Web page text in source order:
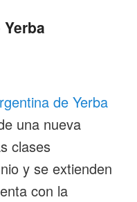
de Yerba
una nueva
clases
y se extienden
con la